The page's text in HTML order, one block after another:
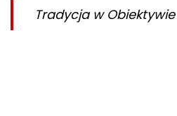
Tradycja w Obiektywie